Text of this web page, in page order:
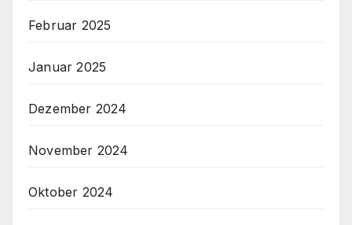
Februar 2025
Januar 2025
Dezember 2024
November 2024
Oktober 2024